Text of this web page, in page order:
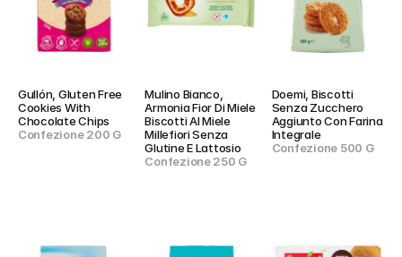
Gullón, Gluten Free
Cookies With
Chocolate Chips
Confezione 200 G
Mulino Bianco,
Armonia Fior Di Miele
Biscotti Al Miele
Millefiori Senza
Glutine E Lattosio
Confezione 250 G
Doemi, Biscotti
Senza Zucchero
Aggiunto Con Farina
Integrale
Confezione 500 G